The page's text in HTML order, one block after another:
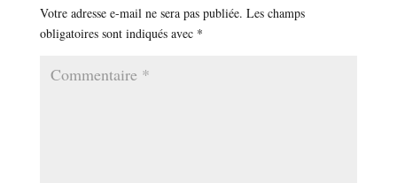
Votre adresse e-mail ne sera pas publiée. Les champs
obligatoires sont indiqués avec *